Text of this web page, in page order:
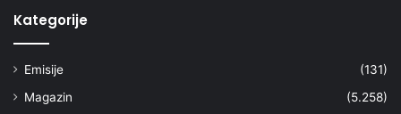
Kategorije
Emisije
(131)
Magazin
(5.258)